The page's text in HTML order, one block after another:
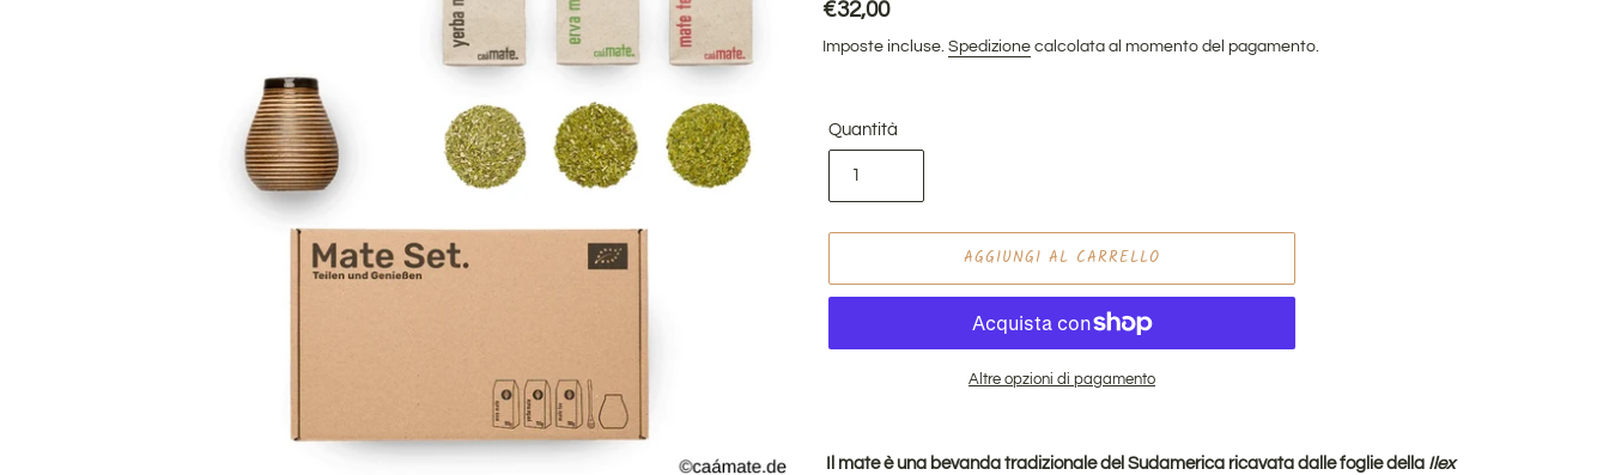
Prezzo
di
€32,00
Imposte incluse. Spedizione calcolata al momento del pagamento.
Quantità
AGGIUNGI AL CARRELLO
Altre opzioni di pagamento
del
Il mate è una bevanda tradizionale del Sudamerica ricavata dalle foglie della Ilex